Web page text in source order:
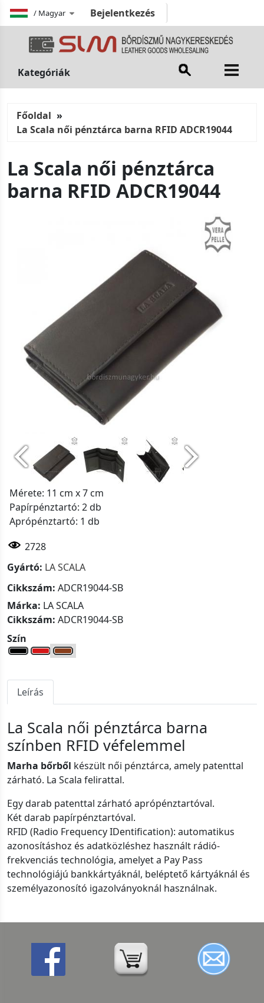
/ Magyar Bejelentkezés
Kategóriák
Főoldal
La Scala női pénztárca barna RFID ADCR19044
La Scala női pénztárca
barna RFID ADCR19044
Mérete: 11 cm x 7 cm
Papírpénztartó: 2 db
Aprópénztartó: 1 db
2728
Gyártó: LA SCALA
Cikkszám: ADCR19044-SB
Márka: LA SCALA
Cikkszám: ADCR19044-SB
Szín
Leírás
La Scala női pénztárca barna
színben RFID véfelemmel
Marha bőrből készült női pénztárca, amely patenttal
zárható. La Scala felirattal.
Egy darab patenttal zárható aprópénztartóval.
Két darab papírpénztartóval.
RFID (Radio Frequency IDentification): automatikus
azonosításhoz és adatközléshez használt rádió-
frekvenciás technológia, amelyet a Pay Pass
technológiájú bankkártyáknál, beléptető kártyáknál és
személyazonosító igazolványoknál használnak.